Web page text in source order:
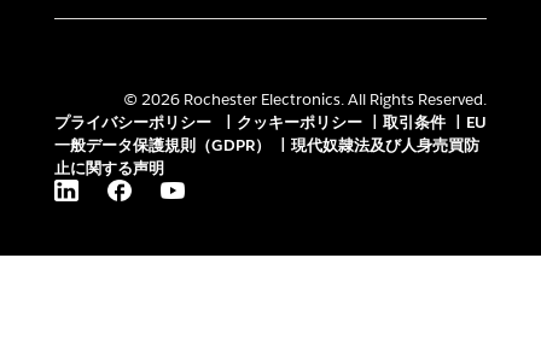
© 2026 Rochester Electronics. All Rights Reserved.
プライバシーポリシー
クッキーポリシー 取引条件
EU
一般データ保護規則（GDPR）
現代奴隷法及び人身売買防
止に関する声明